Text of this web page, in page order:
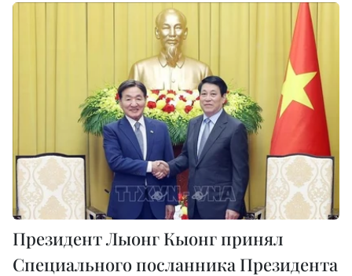
Президент Лыонг Кыонг принял
Специального посланника Президента